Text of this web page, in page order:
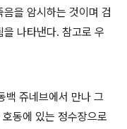
을 암시하는 것이며 검
나타낸다. 참고로 우
백 쥬네브에서 만나 그
동에 있는 정수장으로